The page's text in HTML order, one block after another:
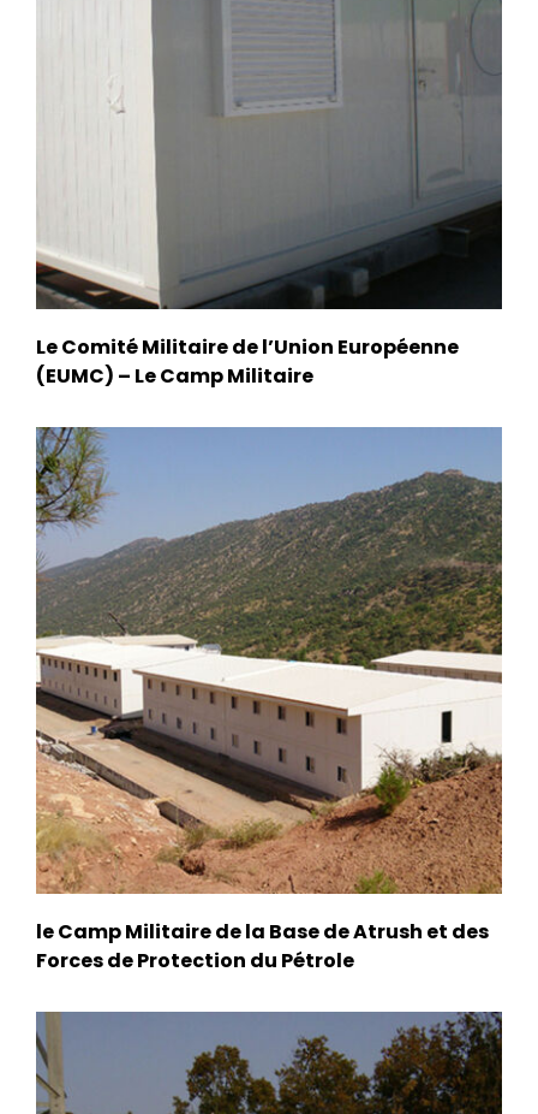
Le Comité Militaire de l’Union Européenne
(EUMC) – Le Camp Militaire
le Camp Militaire de la Base de Atrush et des
Forces de Protection du Pétrole